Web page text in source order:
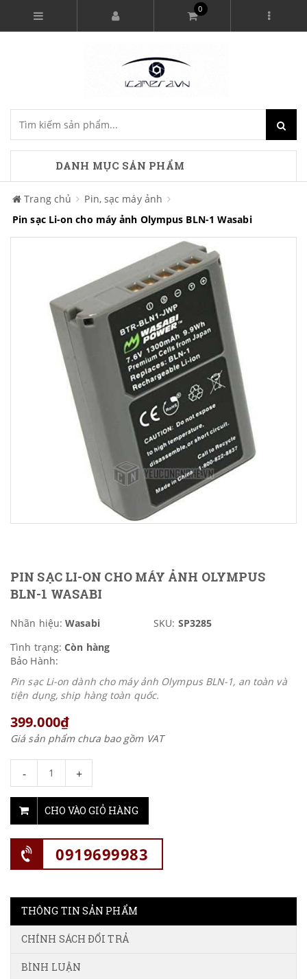
0
DANH MỤC SẢN PHẨM
Trang chủ
Pin, sạc máy ảnh
Pin sạc Li-on cho máy ảnh Olympus BLN-1 Wasabi
PIN SẠC LI-ON CHO MÁY ẢNH OLYMPUS
BLN-1 WASABI
Nhãn hiệu: Wasabi SKU: SP3285
Tình trạng: Còn hàng
Bảo Hành:
Pin sạc Li-on dành cho máy ảnh Olympus BLN-1, an toàn và
tiện dụng, ship hàng toàn quốc.
399.000₫
Giá sản phẩm chưa bao gồm VAT
- +
CHO VÀO GIỎ HÀNG
0919699983
THÔNG TIN SẢN PHẨM
CHÍNH SÁCH ĐỔI TRẢ
BÌNH LUẬN